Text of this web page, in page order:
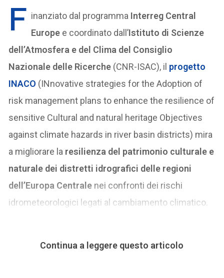
F inanziato dal programma Interreg Central
Europe e coordinato dall’Istituto di Scienze
dell’Atmosfera e del Clima del Consiglio
Nazionale delle Ricerche (CNR-ISAC), il progetto
INACO (INnovative strategies for the Adoption of
risk management plans to enhance the resilience of
sensitive Cultural and natural heritage Objectives
against climate hazards in river basin districts) mira
a migliorare la resilienza del patrimonio culturale e
naturale dei distretti idrografici delle regioni
dell’Europa Centrale nei confronti dei rischi
idrometeorologici legati al cambiamento climatico.
Continua a leggere questo articolo